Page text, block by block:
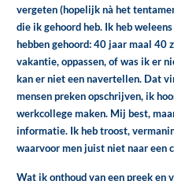
vergeten (hopelijk nà het
die ik gehoord heb. Ik heb
hebben gehoord: 40 jaar maal 40
vakantie, oppassen, of was ik er
kan er niet een navertellen. Dat
mensen preken opschrijven, ik
werkcollege maken. Mij best,
informatie. Ik heb troost,
waarvoor men juist niet naar een
Wat ik onthoud van een preek en